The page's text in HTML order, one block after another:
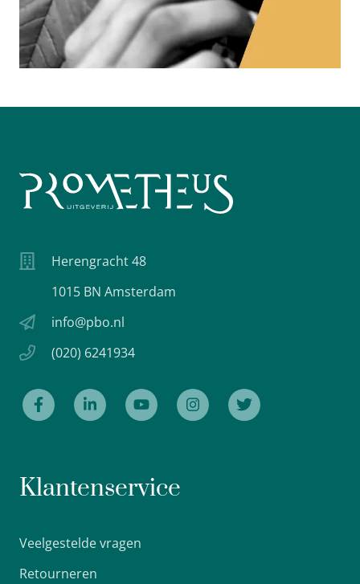
Herengracht 48
1015 BN Amsterdam
info@pbo.nl
(020) 6241934
Klantenservice
Veelgestelde vragen
Retourneren